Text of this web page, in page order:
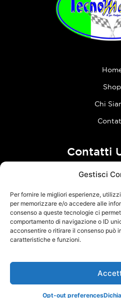
Gestisci
Per fornire le migliori esperienze,
per memorizzare e/o accedere alle
consenso a queste tecnologie ci
comportamento di navigazione o ID
acconsentire o ritirare il consenso può
caratteristiche e funzioni.
Opt-out preferences
Shop
Chi
Contatti
F
b
o
TCM Racing s.r.l.s. – Via Acque
03126380595 –Privacy